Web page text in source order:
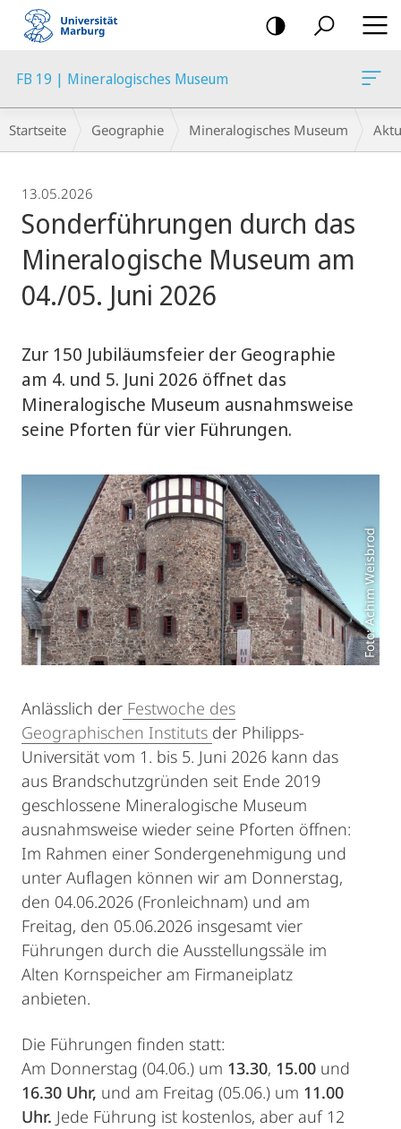
Mobile-
Navigation
FB 19 | Mineralogisches Museum
Breadcrumb-
Navigation
Startseite Geographie Mineralogisches Museum
13.05.2026
Sonderführungen durch das
Mineralogische Museum am
04./05. Juni 2026
Zur 150 Jubiläumsfeier der Geographie
am 4. und 5. Juni 2026 öffnet das
Mineralogische Museum ausnahmsweise
seine Pforten für vier Führungen.
Foto: Achim Weisbrod
Anlässlich der Festwoche des
Geographischen Instituts der Philipps-
Universität vom 1. bis 5. Juni 2026 kann das
aus Brandschutzgründen seit Ende 2019
geschlossene Mineralogische Museum
ausnahmsweise wieder seine Pforten öffnen:
Im Rahmen einer Sondergenehmigung und
unter Auflagen können wir am Donnerstag,
den 04.06.2026 (Fronleichnam) und am
Freitag, den 05.06.2026 insgesamt vier
Führungen durch die Ausstellungssäle im
Alten Kornspeicher am Firmaneiplatz
anbieten.
Die Führungen finden statt:
Am Donnerstag (04.06.) um 13.30, 15.00 und
16.30 Uhr, und am Freitag (05.06.) um 11.00
Uhr. Jede Führung ist kostenlos, aber auf 12